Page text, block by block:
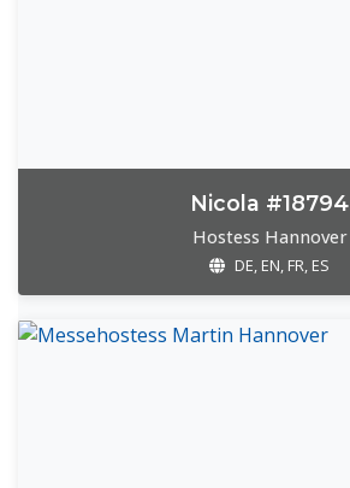
Nicola #18794
Hostess Hannover
DE, EN, FR, ES